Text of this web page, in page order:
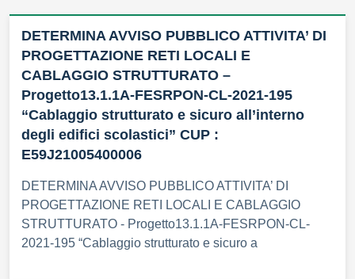
DETERMINA AVVISO PUBBLICO ATTIVITA’ DI
PROGETTAZIONE RETI LOCALI E
CABLAGGIO STRUTTURATO –
Progetto13.1.1A-FESRPON-CL-2021-195
“Cablaggio strutturato e sicuro all’interno
degli edifici scolastici” CUP :
E59J21005400006
DETERMINA AVVISO PUBBLICO ATTIVITA’ DI
PROGETTAZIONE RETI LOCALI E CABLAGGIO
STRUTTURATO - Progetto13.1.1A-FESRPON-CL-
2021-195 “Cablaggio strutturato e sicuro a